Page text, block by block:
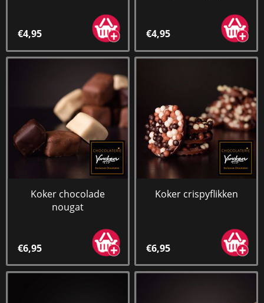
€4,95 €4,95
Koker chocolade
nougat
€6,95
Koker crispyflikken
€6,95